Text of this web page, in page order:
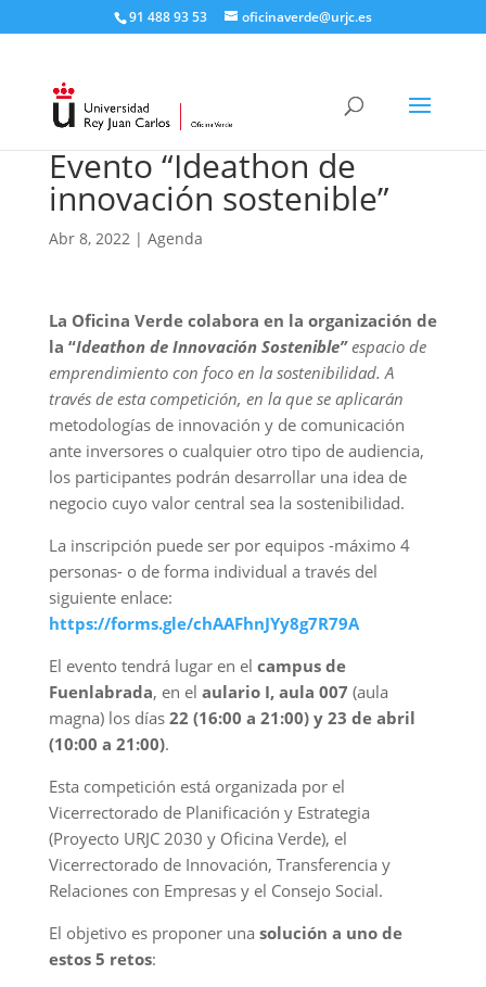
91 488 93 53 oficinaverde@urjc.es
Evento “Ideathon de
innovación sostenible”
Abr 8, 2022| Agenda
La Oficina Verde colabora en la organización de
la “Ideathon de Innovación Sostenible”espacio de
emprendimiento con foco en la sostenibilidad. A
través de esta competición, en la que se aplicarán
metodologías de innovación y de comunicación
ante inversores o cualquier otro tipo de audiencia,
los participantes podrán desarrollar una idea de
negocio cuyo valor central sea la sostenibilidad.
La inscripción puede ser por equipos -máximo 4
personas- o de forma individual a través del
siguiente enlace:
https://forms.gle/chAAFhnJYy8g7R79A
El evento tendrá lugar en el campus de
Fuenlabrada, en el aulario I, aula 007 (aula
magna) los días 22 (16:00 a 21:00) y 23 de abril
(10:00 a 21:00).
Esta competición está organizada por el
Vicerrectorado de Planificación y Estrategia
(Proyecto URJC 2030 y Oficina Verde), el
Vicerrectorado de Innovación, Transferencia y
Relaciones con Empresas y el Consejo Social.
El objetivo es proponer una solución a uno de
estos 5 retos: